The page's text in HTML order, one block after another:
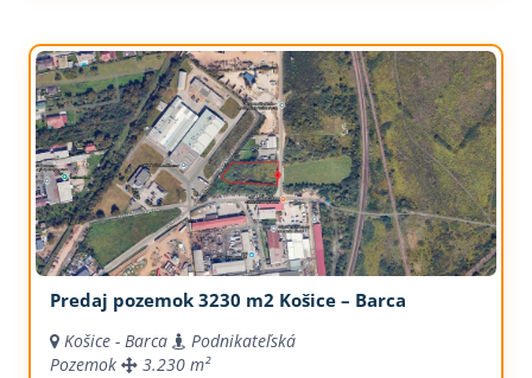
Predaj pozemok 3230 m2 Košice – Barca
Košice - Barca
Podnikateľská
Pozemok
3.230 m²